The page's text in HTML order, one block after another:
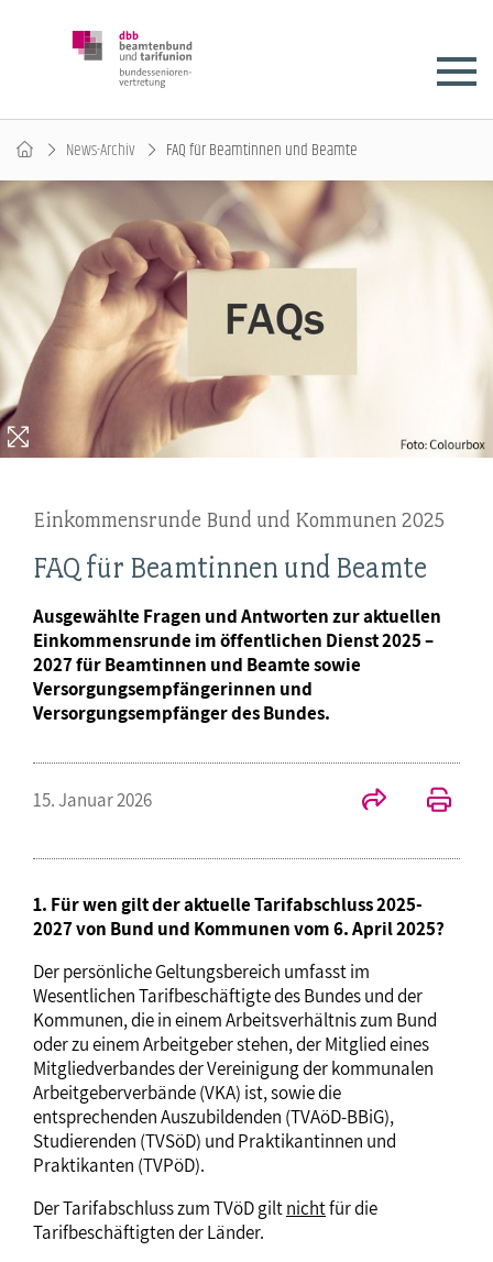
News-Archiv FAQ für Beamtinnen und Beamte
Einkommensrunde Bund und Kommunen 2025
FAQ für Beamtinnen und Beamte
Ausgewählte Fragen und Antworten zur aktuellen
Einkommensrunde im öffentlichen Dienst 2025 –
2027 für Beamtinnen und Beamte sowie
Versorgungsempfängerinnen und
Versorgungsempfänger des Bundes.
15. Januar 2026
1. Für wen gilt der aktuelle Tarifabschluss 2025-
2027 von Bund und Kommunen vom 6. April 2025?
Der persönliche Geltungsbereich umfasst im
Wesentlichen Tarifbeschäftigte des Bundes und der
Kommunen, die in einem Arbeitsverhältnis zum Bund
oder zu einem Arbeitgeber stehen, der Mitglied eines
Mitgliedverbandes der Vereinigung der kommunalen
Arbeitgeberverbände (VKA) ist, sowie die
entsprechenden Auszubildenden (TVAöD-BBiG),
Studierenden (TVSöD) und Praktikantinnen und
Praktikanten (TVPöD).
Der Tarifabschluss zum TVöD giltnichtfür die
Tarifbeschäftigten der Länder.